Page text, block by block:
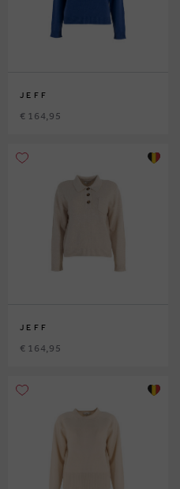
JEFF
€ 164,95
JEFF
€ 164,95